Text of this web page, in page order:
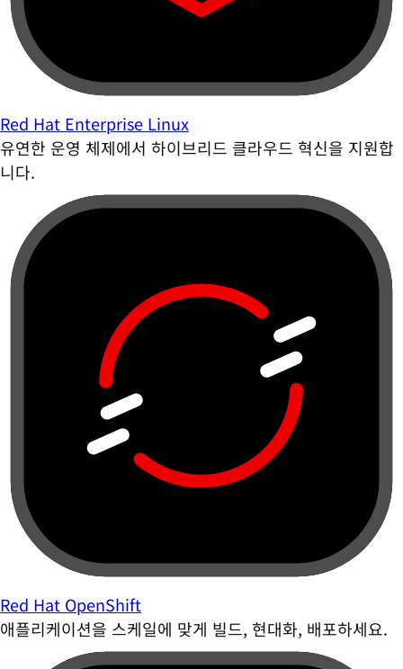
Red Hat Enterprise Linux
유연한 운영 체제에서 하이브리드 클라우드 혁신을 지원합
니다.
Red Hat OpenShift
애플리케이션을 스케일에 맞게 빌드, 현대화, 배포하세요.